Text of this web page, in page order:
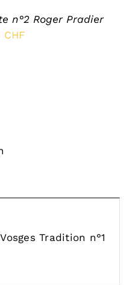
n°2 Roger Pradier
CHF
Tradition n°1